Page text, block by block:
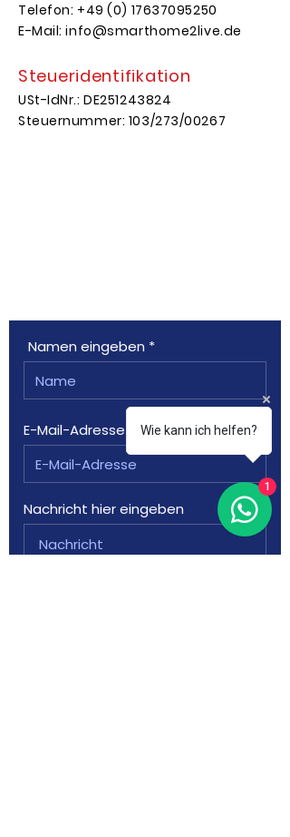
Telefon: +49 (0) 17637095250
E-Mail: info@smarthome2live.de
Steueridentifikation
USt-IdNr.: DE251243824
Steuernummer: 103/273/00267
Namen eingeben
E-Mail-Adresse eingeben
Nachricht hier eingeben
Wie kann ich helfen?
1